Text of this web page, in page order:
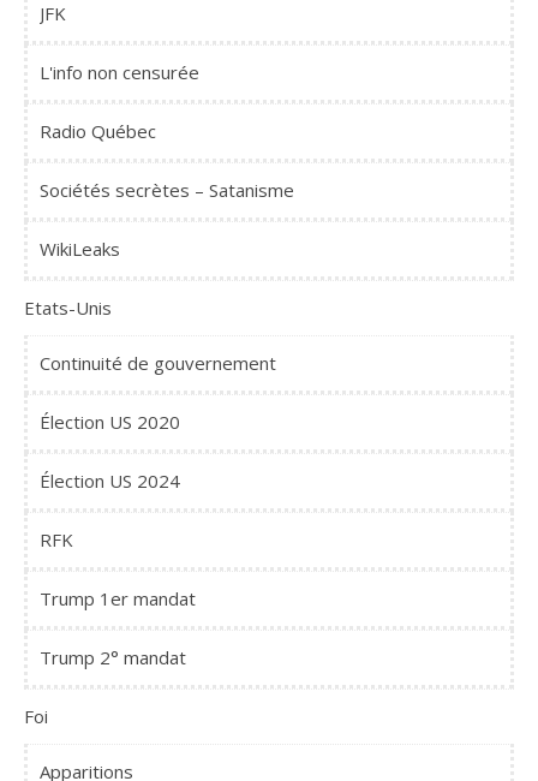
JFK
L'info non censurée
Radio Québec
Sociétés secrètes – Satanisme
WikiLeaks
Etats-Unis
Continuité de gouvernement
Élection US 2020
Élection US 2024
RFK
Trump 1er mandat
Trump 2° mandat
Foi
Apparitions